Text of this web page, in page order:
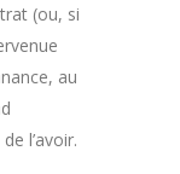
(ou, si
au
l’avoir.